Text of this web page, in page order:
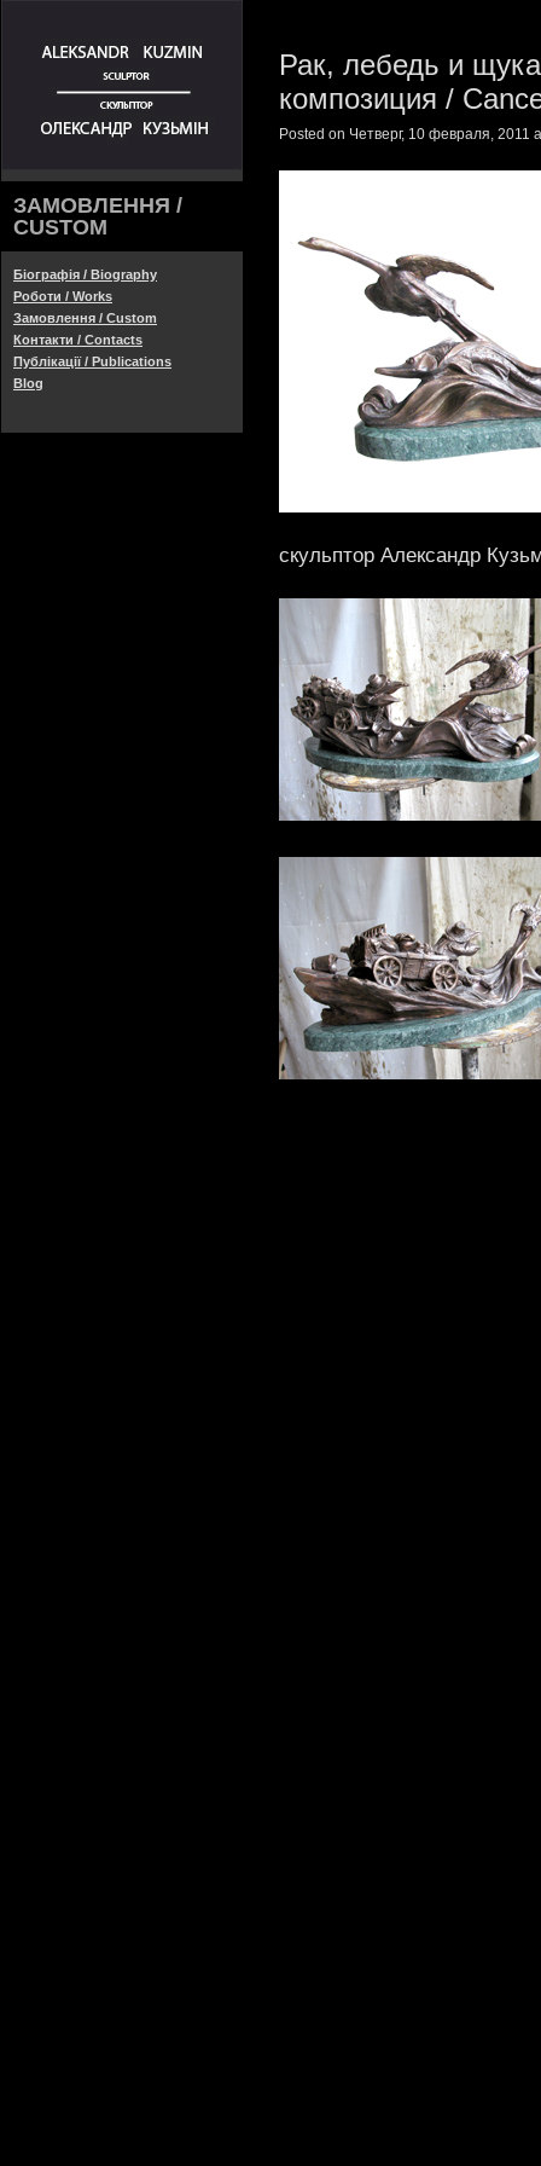
ЗАМОВЛЕННЯ /
CUSTOM
Біографія / Biography
Роботи / Works
Замовлення / Custom
Контакти / Contacts
Публікації / Publications
Blog
Рак, лебедь и
композиция /
Posted on Четверг, 10 февраля, 2011
скульптор Александр